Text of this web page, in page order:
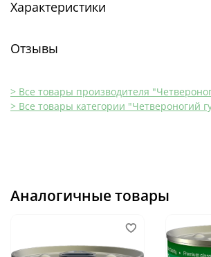
Характеристики
Отзывы
> Все товары производителя
> Все товары категории "Четвероногий
Аналогичные товары